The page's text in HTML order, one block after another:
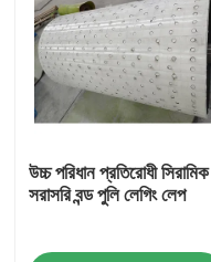
উচ্চ পরিধান প্রতিরোধী সিরামিক
সরাসরি বন্ড পুলি লেগিং লেপ